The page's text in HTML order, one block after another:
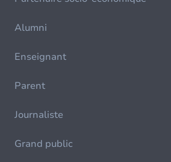
Alumni
Enseignant
Parent
Journaliste
Grand public